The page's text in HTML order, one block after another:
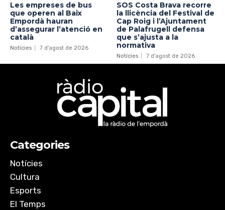
Les empreses de bus
que operen al Baix
Empordà hauran
d’assegurar l’atenció en
català
Notícies 7 d'agost de 2026
SOS Costa Brava recorre
la llicència del Festival de
Cap Roig i l’Ajuntament
de Palafrugell defensa
que s’ajusta a la
normativa
Notícies 7 d'agost de 2026
Categories
Notícies
Cultura
Esports
El Temps